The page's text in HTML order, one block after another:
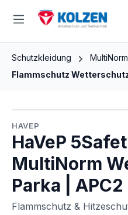
Zum Hauptinhalt springen
Schutzkleidung
Flammschutz
HAVEP
HaVeP
MultiNorm
Parka | APC2
Flammschutz &